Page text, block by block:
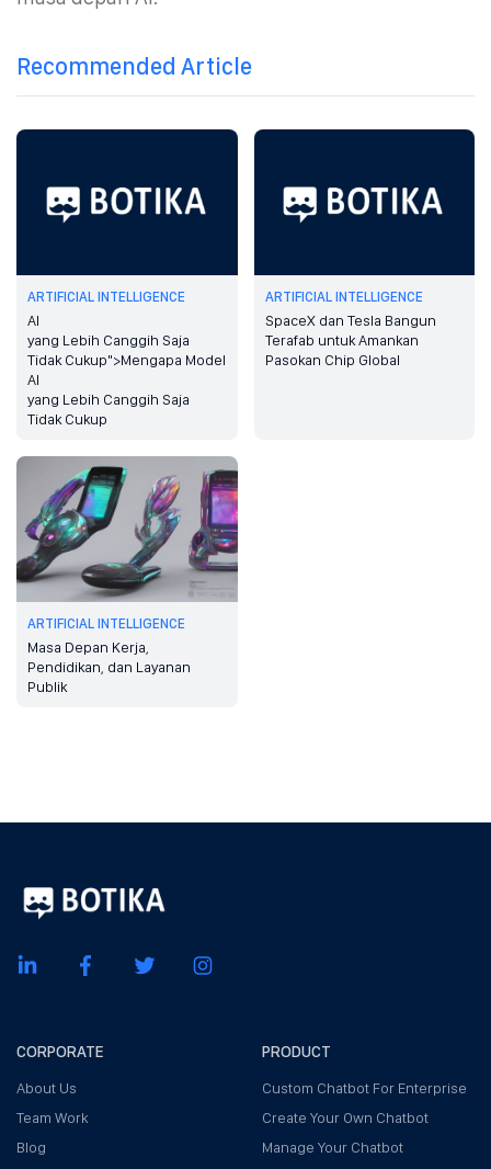
Recommended Article
ARTIFICIAL INTELLIGENCE
AI
yang Lebih Canggih Saja
Tidak Cukup">Mengapa Model
AI
yang Lebih Canggih Saja
Tidak Cukup
ARTIFICIAL INTELLIGENCE
SpaceX dan Tesla Bangun
Terafab untuk Amankan
Pasokan Chip Global
ARTIFICIAL INTELLIGENCE
Masa Depan Kerja,
Pendidikan, dan Layanan
Publik
CORPORATE
About Us
Team Work
Blog
PRODUCT
Custom Chatbot For Enterprise
Create Your Own Chatbot
Manage Your Chatbot